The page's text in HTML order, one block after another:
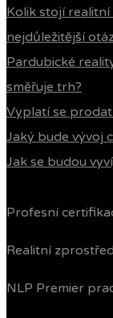
Kolik stojí
nejdůležitější
Pardubické
směřuje trh?
Vyplatí se
Jaký bude vývoj
Jak se budou
Profesní
Realitní
NLP Premier